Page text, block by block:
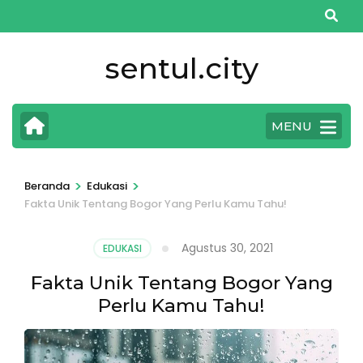
ke
Enter)
sentul.city
MENU
Beranda > Edukasi >
Fakta Unik Tentang Bogor Yang Perlu Kamu Tahu!
EDUKASI Agustus 30, 2021
Fakta Unik Tentang Bogor Yang
Perlu Kamu Tahu!